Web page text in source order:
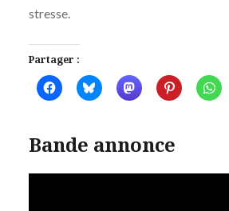
stresse.
Partager :
Bande annonce